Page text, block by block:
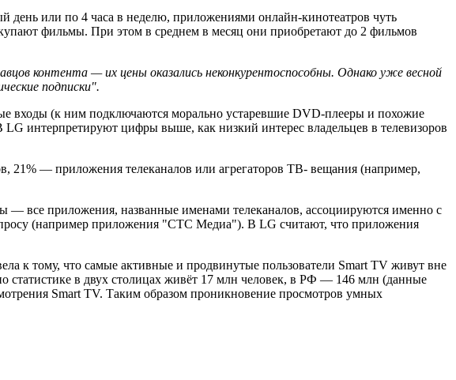
день или по 4 часа в неделю, приложениями онлайн-кинотеатров чуть
фильмы. При этом в среднем в месяц они приобретают до 2 фильмов
контента — их цены оказались неконкурентоспособны. Однако уже весной
подписки".
входы (к ним подключаются морально устаревшие DVD-плееры и похожие
интерпретируют цифры выше, как низкий интерес владельцев в телевизоров
21% — приложения телеканалов или агрегаторов ТВ- вещания (например,
— все приложения, названные именами телеканалов, ассоциируются именно с
(например приложения "СТС Медиа"). В LG считают, что приложения
к тому, что самые активные и продвинутые пользователи Smart TV живут вне
в двух столицах живёт 17 млн человек, в РФ — 146 млн (данные
Smart TV. Таким образом проникновение просмотров умных